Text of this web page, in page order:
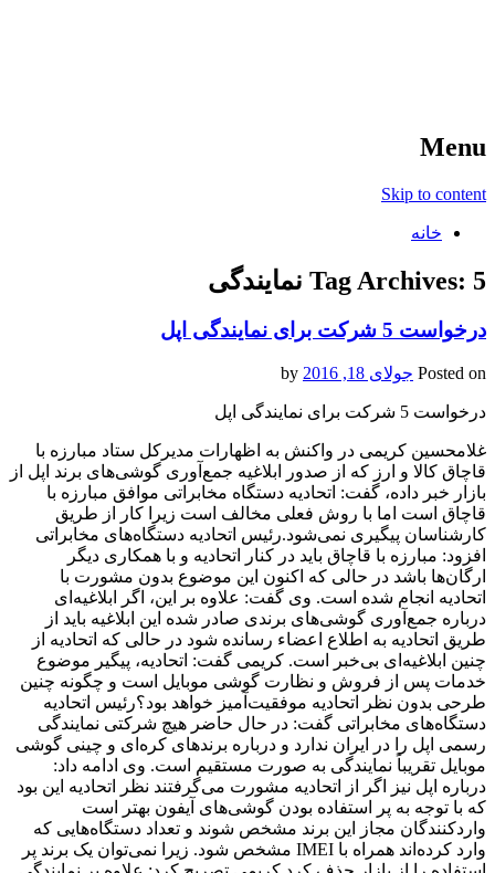
Menu
Skip to content
خانه
Tag Archives: 5 نمایندگی
درخواست 5 شرکت برای نمایندگی اپل
Posted on جولای 18, 2016
درخواست 5 شرکت برای نمایندگی اپل
غلامحسین کریمی در واکنش به اظهارات مدیرکل ستاد مبارزه با
قاچاق کالا و ارز که از صدور ابلاغیه جمع‌آوری گوشی‌های برند اپل از
بازار خبر داده،‌ گفت: اتحادیه دستگاه مخابراتی موافق مبارزه با
قاچاق است اما با روش فعلی مخالف است زیرا کار از طریق
کارشناسان پیگیری نمی‌شود.رئیس اتحادیه دستگاه‌های مخابراتی
افزود: مبارزه با قاچاق باید در کنار اتحادیه و با همکاری دیگر
ارگان‌ها باشد در حالی که اکنون این موضوع بدون مشورت با
اتحادیه انجام شده است. وی گفت: علاوه بر این، اگر ابلاغیه‌ای
درباره جمع‌آوری گوشی‌های برندی صادر شده این ابلاغیه باید از
طریق اتحادیه به اطلاع اعضاء رسانده شود در حالی که اتحادیه از
چنین ابلاغیه‌ای بی‌خبر است. کریمی گفت: اتحادیه‌، پیگیر موضوع
خدمات پس از فروش و نظارت گوشی موبایل است و چگونه چنین
طرحی بدون نظر اتحادیه موفقیت‌آمیز خواهد بود؟رئیس اتحادیه
دستگاه‌های مخابراتی گفت:‌ در حال حاضر هیچ شرکتی نمایندگی
رسمی اپل را در ایران ندارد و درباره برندهای کره‌ای و چینی گوشی
موبایل تقریباً نمایندگی به صورت مستقیم است. وی ادامه داد:‌
درباره اپل نیز اگر از اتحادیه مشورت می‌گرفتند نظر اتحادیه این بود
که با توجه به پر استفاده بودن گوشی‌های آیفون بهتر است
واردکنندگان مجاز این برند مشخص شوند و تعداد دستگاه‌هایی که
وارد کرده‌اند همراه با IMEI مشخص شود. زیرا نمی‌توان یک برند پر